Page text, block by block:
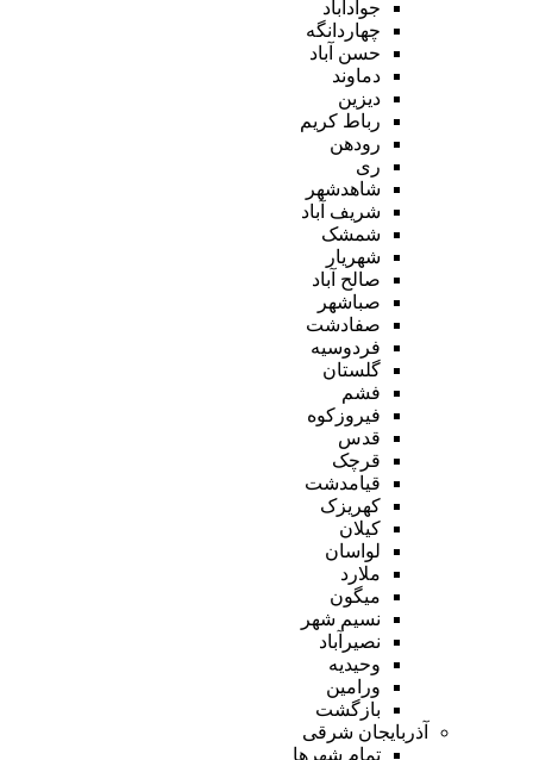
جوادآباد
چهاردانگه
حسن آباد
دماوند
دیزین
رباط کریم
رودهن
ری
شاهدشهر
شریف آباد
شمشک
شهریار
صالح آباد
صباشهر
صفادشت
فردوسیه
گلستان
فشم
فیروزکوه
قدس
قرچک
قیامدشت
کهریزک
کیلان
لواسان
ملارد
میگون
نسیم شهر
نصیرآباد
وحیدیه
ورامین
بازگشت
آذربایجان شرقی
تمام شهر‌ها